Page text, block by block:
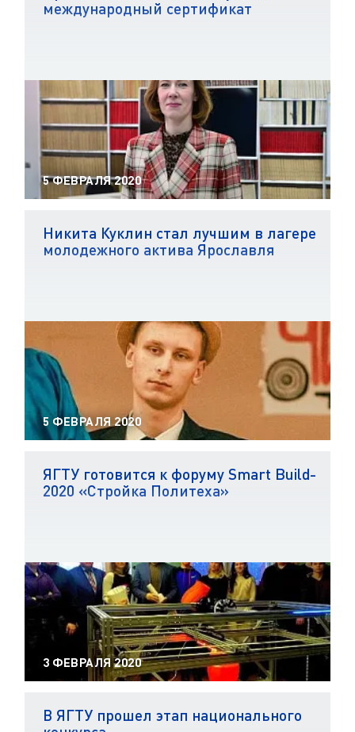
международный сертификат
5 ФЕВРАЛЯ 2020
Никита Куклин стал лучшим в лагере
молодежного актива Ярославля
5 ФЕВРАЛЯ 2020
ЯГТУ готовится к форуму Smart Build-
2020 «Стройка Политеха»
3 ФЕВРАЛЯ 2020
В ЯГТУ прошел этап национального